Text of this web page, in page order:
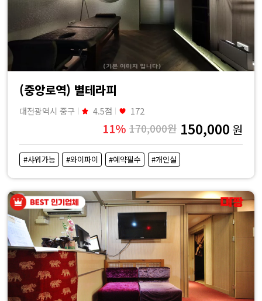
(중앙로역) 별테라피
대전광역시 중구 4.5점 172
11% 170,000원 150,000 원
#샤워가능 #와이파이 #예약필수 #개인실